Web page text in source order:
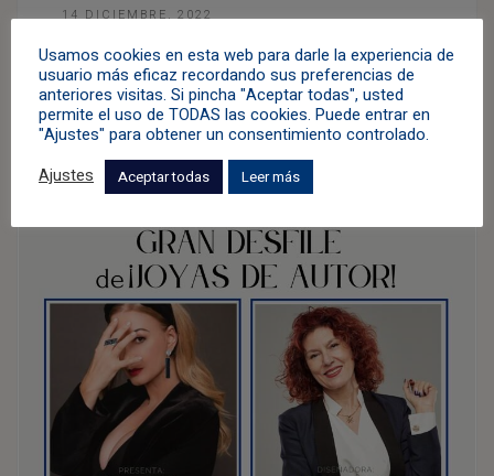
14 DICIEMBRE, 2022
Usamos cookies en esta web para darle la experiencia de
usuario más eficaz recordando sus preferencias de
anteriores visitas. Si pincha "Aceptar todas", usted
permite el uso de TODAS las cookies. Puede entrar en
"Ajustes" para obtener un consentimiento controlado.
Ajustes
Aceptar todas Leer más